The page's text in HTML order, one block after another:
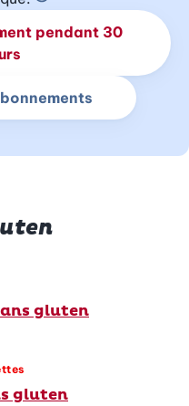
En savoir plus sur
pendant 30
gluten
gluten